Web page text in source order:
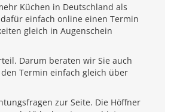
Küchen in Deutschland als
einfach online einen Termin
gleich in Augenschein
Darum beraten wir Sie auch
Termin einfach gleich über
zur Seite. Die Höffner